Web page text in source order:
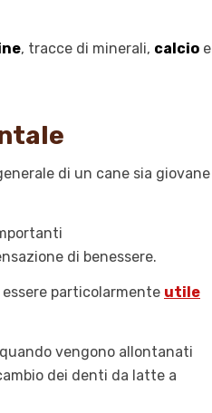
, tracce di minerali, calcio e
di un cane sia giovane
di benessere.
particolarmente utile
vengono allontanati
dei denti da latte a